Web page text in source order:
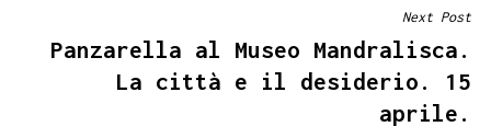
Next Post
Panzarella al Museo Mandralisca.
La città e il desiderio. 15
aprile.